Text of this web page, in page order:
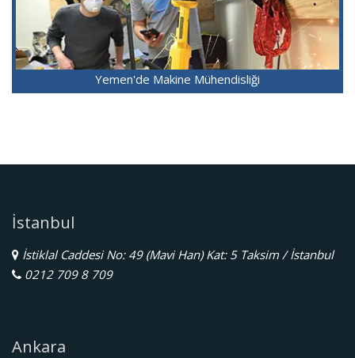
Yemen'de Makine Mühendisliği
İstanbul
İstiklal Caddesi No: 49 (Mavi Han) Kat: 5 Taksim / İstanbul
0212 709 8 709
Ankara